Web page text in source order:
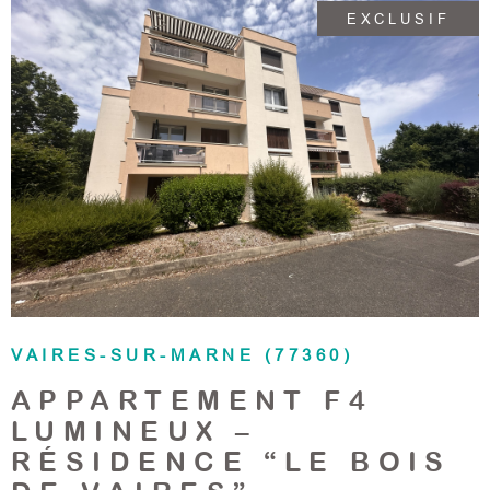
ce bien est exposé, sont disponibles sur le site Géorisques.
VAIRES-SUR-MARNE (77360)
APPARTEMENT F4
LUMINEUX –
RÉSIDENCE “LE BOIS
EXCLUSIF
VOIR LE BIEN